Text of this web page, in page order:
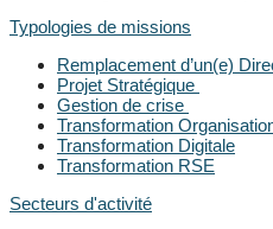
Typologies de missions
Remplacement d’un(e)
Projet Stratégique
Gestion de crise
Transformation
Transformation Digitale
Transformation RSE
Secteurs d'activité